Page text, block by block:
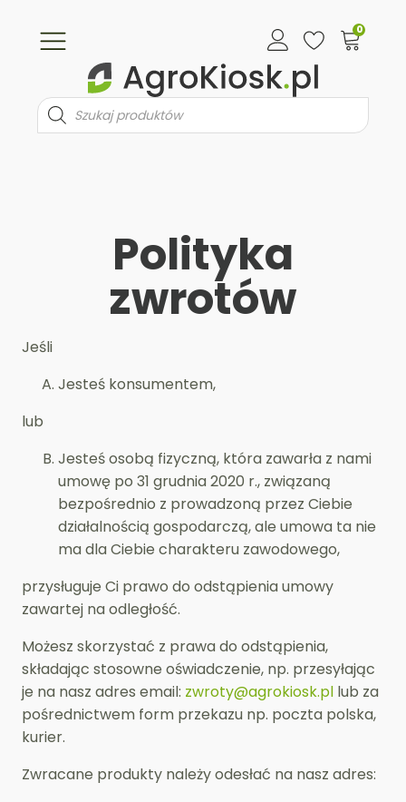
0
Wyszukiwarka
produktów
Polityka
zwrotów
Jeśli
Jesteś konsumentem,
lub
Jesteś osobą fizyczną, która zawarła z nami
umowę po 31 grudnia 2020 r., związaną
bezpośrednio z prowadzoną przez Ciebie
działalnością gospodarczą, ale umowa ta nie
ma dla Ciebie charakteru zawodowego,
przysługuje Ci prawo do odstąpienia umowy
zawartej na odległość.
Możesz skorzystać z prawa do odstąpienia,
składając stosowne oświadczenie, np. przesyłając
je na nasz adres email: zwroty@agrokiosk.pl lub za
pośrednictwem form przekazu np. poczta polska,
kurier.
Zwracane produkty należy odesłać na nasz adres: